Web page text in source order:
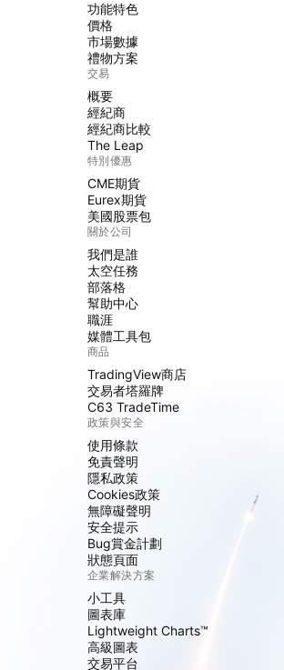
功能特色
價格
市場數據
禮物方案
交易
概要
經紀商
經紀商比較
The Leap
特別優惠
CME期貨
Eurex期貨
美國股票包
關於公司
我們是誰
太空任務
部落格
幫助中心
職涯
媒體工具包
商品
TradingView商店
交易者塔羅牌
C63 TradeTime
政策與安全
使用條款
免責聲明
隱私政策
Cookies政策
無障礙聲明
安全提示
Bug賞金計劃
狀態頁面
企業解決方案
小工具
圖表庫
Lightweight Charts™
高級圖表
交易平台